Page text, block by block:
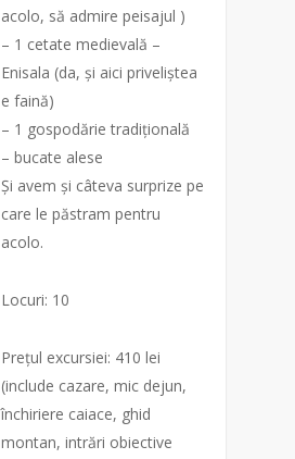
acolo, să admire peisajul )
– 1 cetate medievală –
Enisala (da, și aici priveliștea
e faină)
– 1 gospodărie tradițională
– bucate alese
Și avem și câteva surprize pe
care le păstram pentru
acolo.
Locuri: 10
Prețul excursiei: 410 lei
(include cazare, mic dejun,
închiriere caiace, ghid
montan, intrări obiective